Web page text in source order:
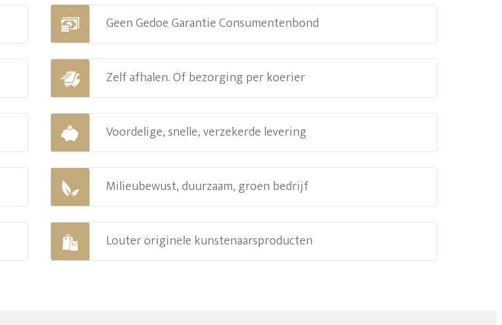
Geen Gedoe Garantie Consumentenbond
Zelf afhalen. Of bezorging per koerier
Voordelige, snelle, verzekerde levering
Milieubewust, duurzaam, groen bedrijf
Louter originele kunstenaarsproducten